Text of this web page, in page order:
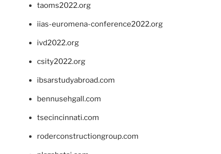
taoms2022.org
iias-euromena-conference2022.org
ivd2022.org
csity2022.org
ibsarstudyabroad.com
bennusehgall.com
tsecincinnati.com
roderconstructiongroup.com